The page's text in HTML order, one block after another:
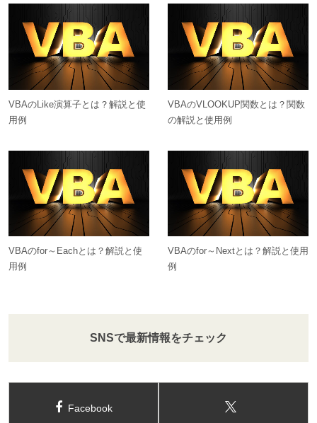
VBAのLike演算子とは？解説と使
用例
VBAのVLOOKUP関数とは？関数
の解説と使用例
VBAのfor～Eachとは？解説と使
用例
VBAのfor～Nextとは？解説と使用
例
SNSで最新情報をチェック
Facebook